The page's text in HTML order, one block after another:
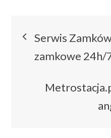
wpisu
Serwis
zamkowe 24h/